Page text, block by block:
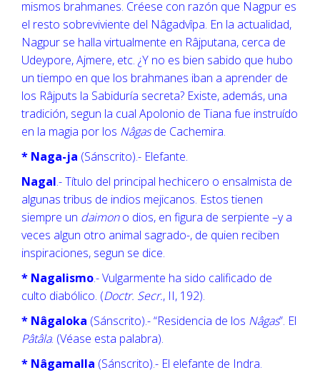
mismos brahmanes. Créese con razón que Nagpur es
el resto sobreviviente del Nâgadvîpa. En la actualidad,
Nagpur se halla virtualmente en Râjputana, cerca de
Udeypore, Ajmere, etc. ¿Y no es bien sabido que hubo
un tiempo en que los brahmanes iban a aprender de
los Râjputs la Sabiduría secreta? Existe, además, una
tradición, segun la cual Apolonio de Tiana fue instruído
en la magia por los Nâgasde Cachemira.
* Naga-ja (Sánscrito).- Elefante.
Nagal.- Título del principal hechicero o ensalmista de
algunas tribus de indios mejicanos. Estos tienen
siempre un daimono dios, en figura de serpiente –y a
veces algun otro animal sagrado-, de quien reciben
inspiraciones, segun se dice.
* Nagalismo.- Vulgarmente ha sido calificado de
culto diabólico. (Doctr. Secr., II, 192).
* Nâgaloka (Sánscrito).- “Residencia de los Nâgas”. El
Pâtâla. (Véase esta palabra).
* Nâgamalla (Sánscrito).- El elefante de Indra.